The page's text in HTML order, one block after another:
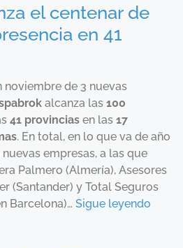
el centenar de
en 41
de 3 nuevas
alcanza las 100
41 provincias en las 17
. En total, en lo que va de año
empresas, a las que
Palmero (Almería), Asesores
(Santander) y Total Seguros
Barcelona)… Sigue leyendo